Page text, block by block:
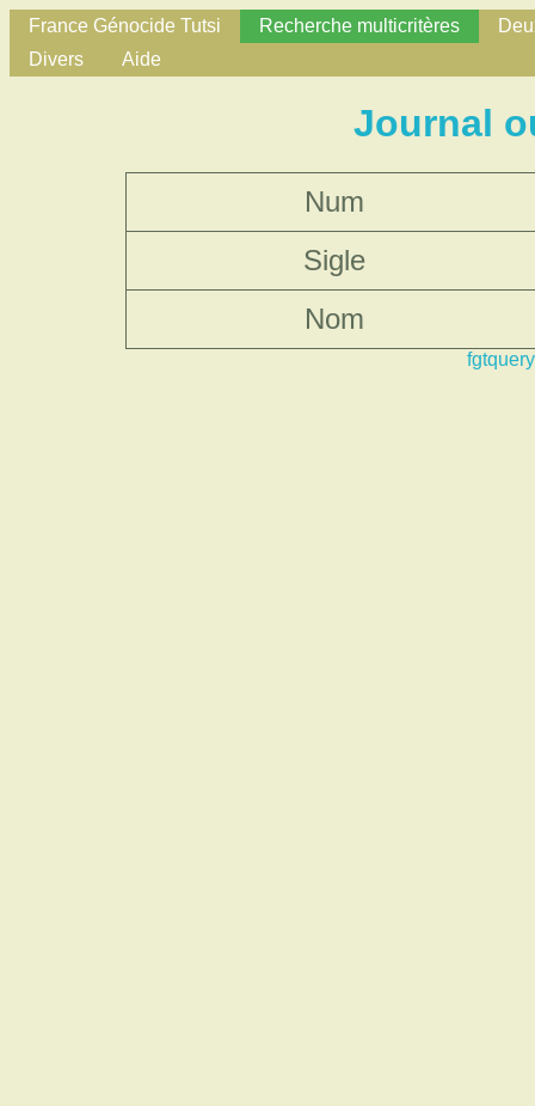
France Génocide Tutsi Recherche multicritères
Divers
Aide
Journal
Num
Sigle
Nom